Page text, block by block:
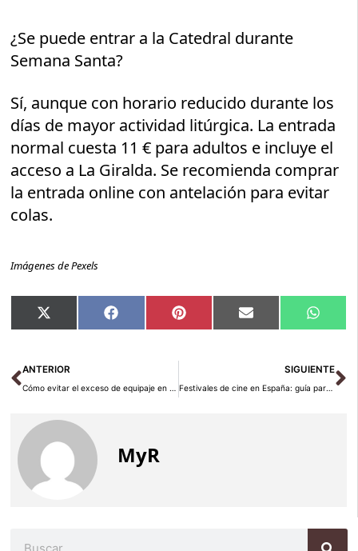
¿Se puede entrar a la Catedral durante
Semana Santa?
Sí, aunque con horario reducido durante los
días de mayor actividad litúrgica. La entrada
normal cuesta 11 € para adultos e incluye el
acceso a La Giralda. Se recomienda comprar
la entrada online con antelación para evitar
colas.
Imágenes de Pexels
Compartir
en
X
(Twitter)
Compartir
en
Facebook Compartir
en
Pinterest Compartir
en
Email
en
Ant
ANTERIOR
Cómo evitar el exceso de equipaje en vuelos internacionales
SIGUIENTE
Festivales de cine en España: guía para viajeros cinéfilos
MyR